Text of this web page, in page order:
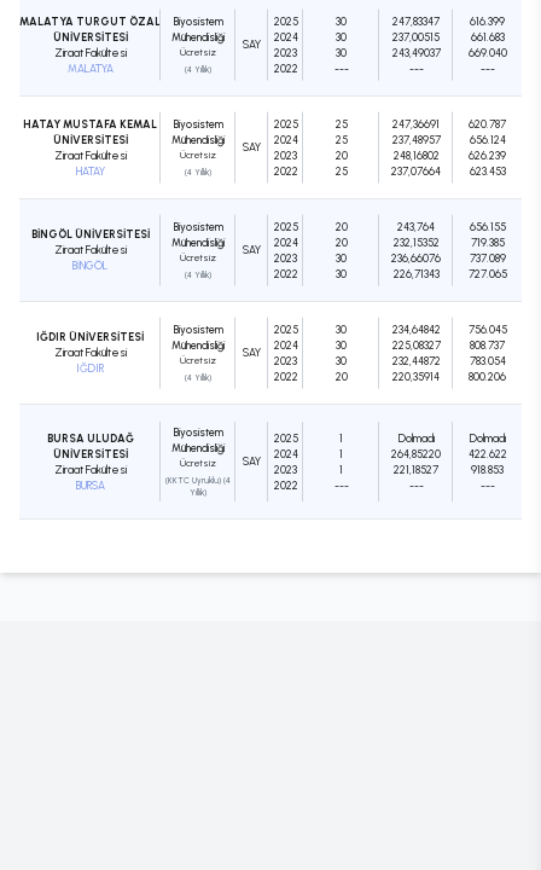
MALATYA TURGUT ÖZAL
ÜNİVERSİTESİ
Ziraat Fakültesi
MALATYA
Biyosistem
Mühendisliği
Ücretsiz
(4 Yıllık)
SAY
2025
2024
2023
2022
30
30
30
---
247,83347
237,00515
243,49037
---
616.399
661.683
669.040
---
HATAY MUSTAFA KEMAL
ÜNİVERSİTESİ
Ziraat Fakültesi
HATAY
Biyosistem
Mühendisliği
Ücretsiz
(4 Yıllık)
SAY
2025
2024
2023
2022
25
25
20
25
247,36691
237,48957
248,16802
237,07664
620.787
656.124
626.239
623.453
BİNGÖL ÜNİVERSİTESİ
Ziraat Fakültesi
BİNGÖL
Biyosistem
Mühendisliği
Ücretsiz
(4 Yıllık)
SAY
2025
2024
2023
2022
20
20
30
30
243,764
232,15352
236,66076
226,71343
656.155
719.385
737.089
727.065
IĞDIR ÜNİVERSİTESİ
Ziraat Fakültesi
IĞDIR
Biyosistem
Mühendisliği
Ücretsiz
(4 Yıllık)
SAY
2025
2024
2023
2022
30
30
30
20
234,64842
225,08327
232,44872
220,35914
756.045
808.737
783.054
800.206
BURSA ULUDAĞ
ÜNİVERSİTESİ
Ziraat Fakültesi
BURSA
Biyosistem
Mühendisliği
Ücretsiz
(KKTC Uyruklu) (4
Yıllık)
SAY
2025
2024
2023
2022
1
1
1
---
Dolmadı
264,85220
221,18527
---
Dolmadı
422.622
918.853
---